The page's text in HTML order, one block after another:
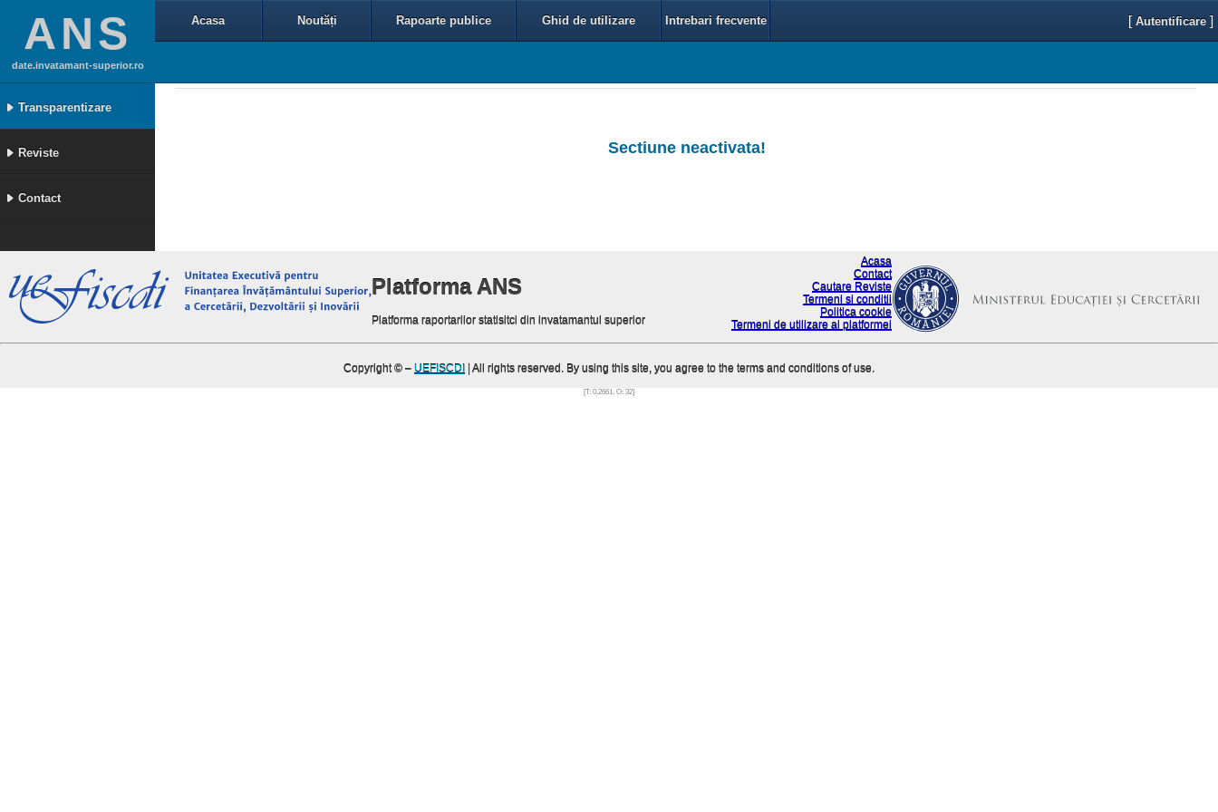
ANS
date.invatamant-superior.ro
Transparentizare
Reviste
Contact
Acasa Noutăți Rapoarte publice Ghid de utilizare Intrebari frecvente [ Autentificare ]
Sectiune neactivata!
Platforma ANS
Platforma raportarilor statisitci din invatamantul superior
Acasa
Contact
Cautare Reviste
Termeni si conditii
Politica cookie
Termeni de utilizare ai platformei
Copyright © – UEFISCDI | All rights reserved. By using this site, you agree to the terms and conditions of use.
[T: 0.2661, O: 32]